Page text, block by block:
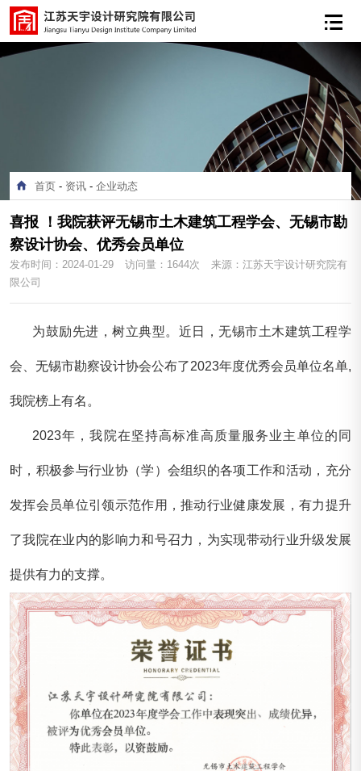
首页 - 资讯 -企业动态
喜报 ！我院获评无锡市土木建筑工程学会、无锡市勘
察设计协会、优秀会员单位
发布时间：2024-01-29 访问量：1644次
来源：江苏天宇设计研究院有
限公司
为鼓励先进，树立典型。近日，无锡市土木建筑工程学
会、 无锡市勘察设计协会公布了2023年度优秀会员单位名单,
我院榜上有名。
2023年，我院在坚持高标准高质量服务业主单位的同
时，积极参与行业协（学）会组织的各项工作和活动，充分
发挥会员单位引领示范作用，推动行业健康发展，有力提升
了我院在业内的影响力和号召力，为实现带动行业升级发展
提供有力的支撑。